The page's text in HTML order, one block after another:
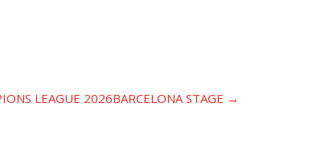
LEAGUE 2026BARCELONA STAGE →